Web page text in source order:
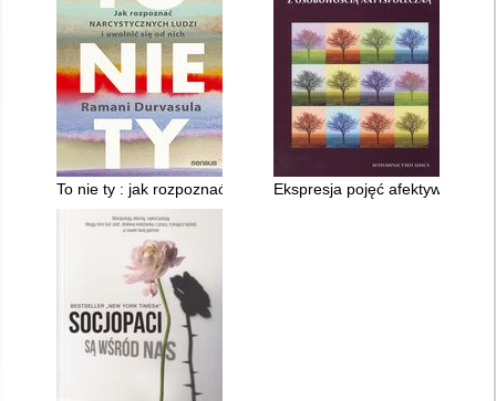
To nie ty : jak rozpoznać narcystycznych ludzi i uwolnić się od
Ekspresja pojęć afektywnych